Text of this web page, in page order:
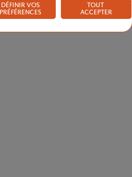
DÉFINIR VOS
PRÉFÉRENCES
TOUT
ACCEPTER